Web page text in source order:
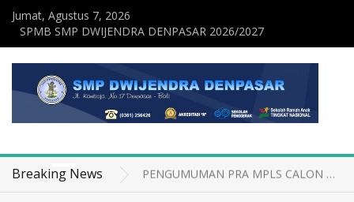
Jumat, Agustus 7, 2026
SPMB SMP DWIJENDRA DENPASAR 2026/2027
Breaking News
Semangat Baru Mengawali Langkah, MPLS Yayasan Dwijendra 2026/2027 Resmi Dibuka!!!
PENGUMUMAN PRA MPLS CALON MURID BARU SMP DWIJENDRA DENPASAR
Merajut Bhakti melalui Seni, Siswa dan Guru SMP Dwijendra Denpasar Ngaturang Ayah di Pura Luhur Uluwatu